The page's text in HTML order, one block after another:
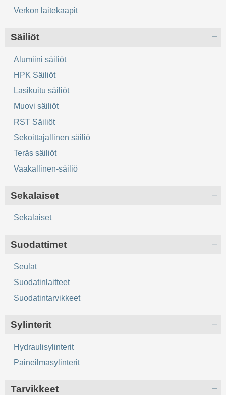
Verkon laitekaapit
Säiliöt
Alumiini säiliöt
HPK Säiliöt
Lasikuitu säiliöt
Muovi säiliöt
RST Säiliöt
Sekoittajallinen säiliö
Teräs säiliöt
Vaakallinen-säiliö
Sekalaiset
Sekalaiset
Suodattimet
Seulat
Suodatinlaitteet
Suodatintarvikkeet
Sylinterit
Hydraulisylinterit
Paineilmasylinterit
Tarvikkeet